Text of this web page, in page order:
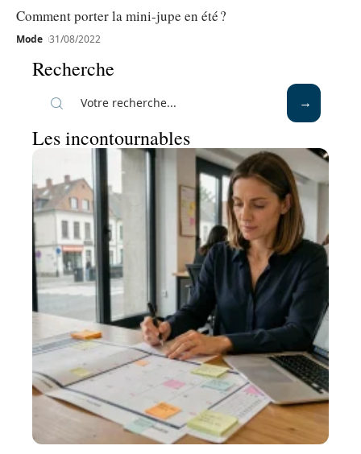
Comment porter la mini-jupe en été ?
Mode 31/08/2022
Recherche
Les incontournables